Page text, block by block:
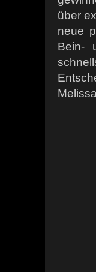
über
neue
Bein-